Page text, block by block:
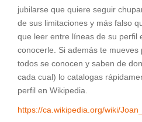
jubilarse que quiere seguir
de sus limitaciones y más falso
que leer entre líneas de su perfil
conocerle. Si además te
todos se conocen y saben de
cada cual) lo catalogas
perfil en Wikipedia.
https://ca.wikipedia.org/wiki/